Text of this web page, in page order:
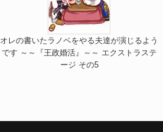
オレの書いたラノベをやる夫達が演じるよう
です ～～『王政婚活』～～ エクストラステ
ージ その5